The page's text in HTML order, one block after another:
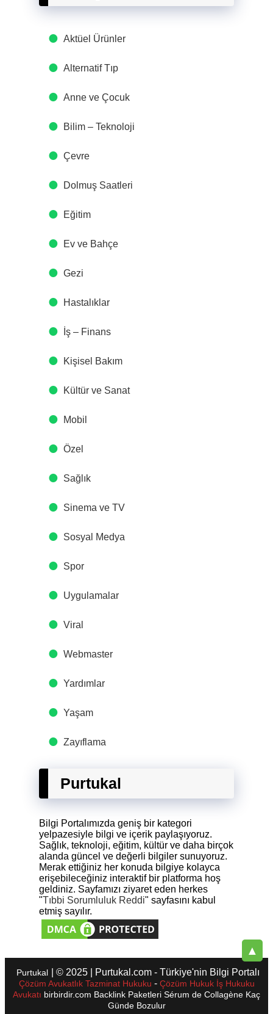
Aktüel Ürünler
Alternatif Tıp
Anne ve Çocuk
Bilim – Teknoloji
Çevre
Dolmuş Saatleri
Eğitim
Ev ve Bahçe
Gezi
Hastalıklar
İş – Finans
Kişisel Bakım
Kültür ve Sanat
Mobil
Özel
Sağlık
Sinema ve TV
Sosyal Medya
Spor
Uygulamalar
Viral
Webmaster
Yardımlar
Yaşam
Zayıflama
Purtukal
Bilgi Portalımızda geniş bir kategori
yelpazesiyle bilgi ve içerik paylaşıyoruz.
Sağlık, teknoloji, eğitim, kültür ve daha birçok
alanda güncel ve değerli bilgiler sunuyoruz.
Merak ettiğiniz her konuda bilgiye kolayca
erişebileceğiniz interaktif bir platforma hoş
geldiniz. Sayfamızı ziyaret eden herkes
"Tıbbi Sorumluluk Reddi" sayfasını kabul
etmiş sayılır.
▲
Purtukal | © 2025 | Purtukal.com - Türkiye'nin Bilgi Portalı
Çözüm Avukatlık Tazminat Hukuku - Çözüm Hukuk İş Hukuku
Avukatı birbirdir.com Backlink Paketleri Sérum de Collagène Kaç
Günde Bozulur